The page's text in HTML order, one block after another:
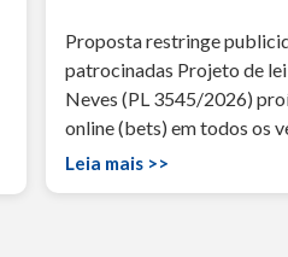
Proposta restringe
patrocinadas Projeto de
Neves (PL 3545/2026)
online (bets) em todos os
Leia mais >>